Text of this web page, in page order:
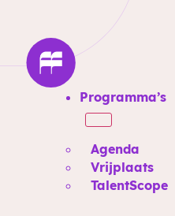
Programma’s
Agenda
Vrijplaats
TalentScope